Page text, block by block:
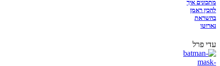
מתכונים איך
להכין ראמן
בהשראת
נארוטו
עדי פרל